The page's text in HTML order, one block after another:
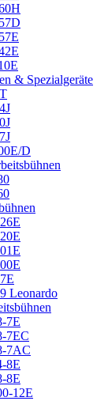
& Spezialgeräte
D
Leonardo
7E
7EC
7AC
8E
8E
12E